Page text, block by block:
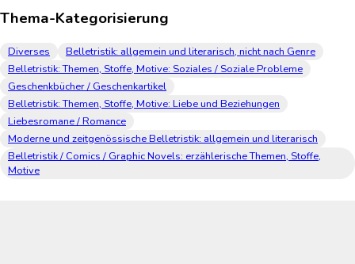
Thema-Kategorisierung
Diverses
Belletristik: allgemein und literarisch, nicht nach Genre
Belletristik: Themen, Stoffe, Motive: Soziales / Soziale Probleme
Geschenkbücher / Geschenkartikel
Belletristik: Themen, Stoffe, Motive: Liebe und Beziehungen
Liebesromane / Romance
Moderne und zeitgenössische Belletristik: allgemein und literarisch
Belletristik / Comics / Graphic Novels: erzählerische Themen, Stoffe,
Motive